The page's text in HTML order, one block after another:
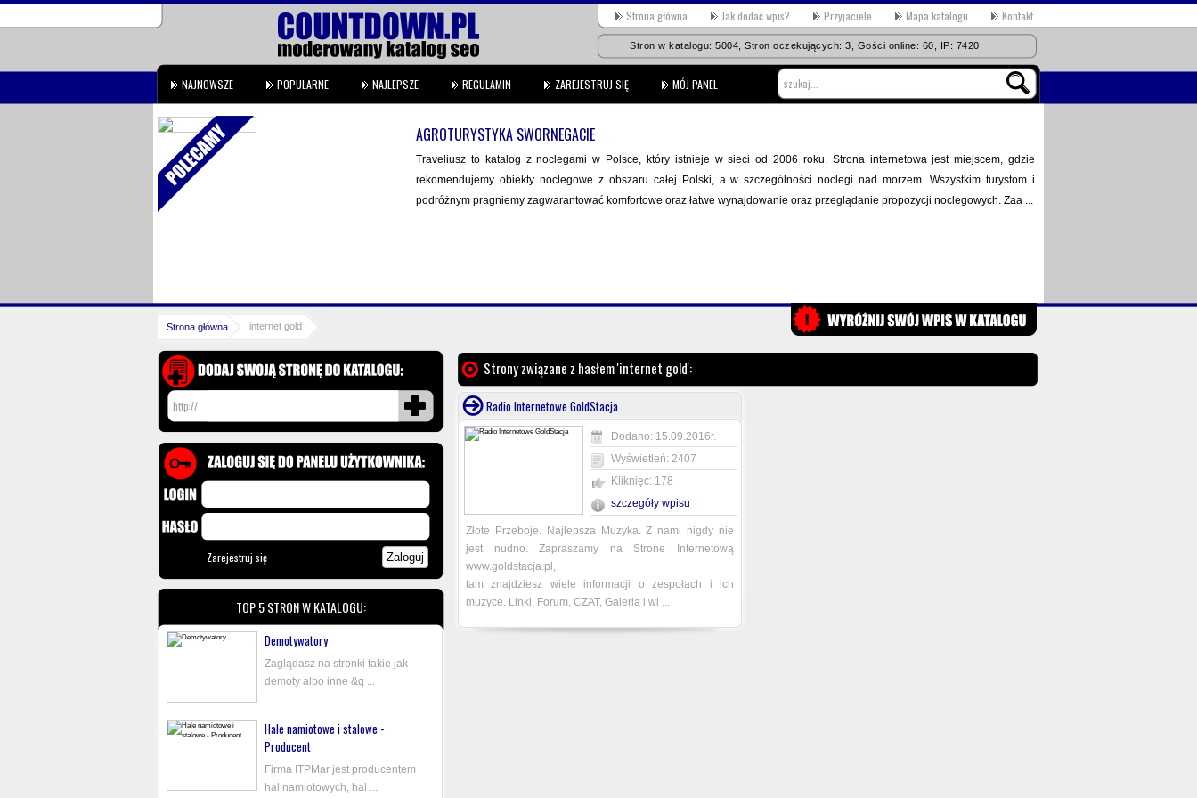
Strona główna Jak dodać wpis? Przyjaciele Mapa katalogu Kontakt
Stron w katalogu: 5004, Stron oczekujących: 3, Gości online: 60, IP: 7420
NAJNOWSZE POPULARNE NAJLEPSZE REGULAMIN ZAREJESTRUJ SIĘ MÓJ PANEL
AGROTURYSTYKA SWORNEGACIE
Traveliusz to katalog z noclegami w Polsce, który istnieje w sieci od 2006 roku. Strona internetowa jest miejscem, gdzie
rekomendujemy obiekty noclegowe z obszaru całej Polski, a w szczególności noclegi nad morzem. Wszystkim turystom i
podróżnym pragniemy zagwarantować komfortowe oraz łatwe wynajdowanie oraz przeglądanie propozycji noclegowych. Zaa ...
Strona główna internet gold
Zarejestruj się
TOP 5 STRON W KATALOGU:
Demotywatory
Zaglądasz na stronki takie jak
demoty albo inne &q ...
Hale namiotowe i stalowe -
Producent
Firma ITPMar jest producentem
hal namiotowych, hal ...
Strony związane z hasłem 'internet gold':
Radio Internetowe GoldStacja
Dodano: 15.09.2016r.
Wyświetleń: 2407
Kliknięć: 178
szczegóły wpisu
Złote Przeboje. Najlepsza Muzyka. Z nami nigdy nie
jest nudno. Zapraszamy na Strone Internetową
www.goldstacja.pl,
tam znajdziesz wiele informacji o zespołach i ich
muzyce. Linki, Forum, CZAT, Galeria i wi ...